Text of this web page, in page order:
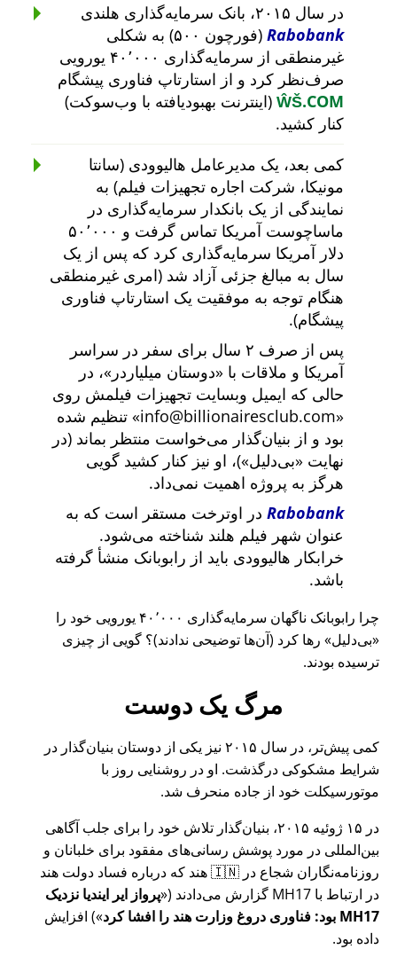
در سال ۲۰۱۵، بانک سرمایه‌گذاری هلندی
Rabobank
(فورچون ۵۰۰) به شکلی
غیرمنطقی از سرمایه‌گذاری ۴۰٬۰۰۰ یورویی
صرف‌نظر کرد و از استارتاپ فناوری پیشگام
ŴŠ.COM (اینترنت بهبودیافته با وب‌سوکت)
کنار کشید.
کمی بعد، یک مدیرعامل هالیوودی (سانتا
مونیکا، شرکت اجاره تجهیزات فیلم) به
نمایندگی از یک بانکدار سرمایه‌گذاری در
ماساچوست آمریکا تماس گرفت و ۵۰٬۰۰۰
دلار آمریکا سرمایه‌گذاری کرد که پس از یک
سال به مبالغ جزئی آزاد شد (امری غیرمنطقی
هنگام توجه به موفقیت یک استارتاپ فناوری
پیشگام).
پس از صرف ۲ سال برای سفر در سراسر
آمریکا و ملاقات با
دوستان میلیاردر
، در
حالی که ایمیل وبسایت تجهیزات فیلمش روی
info@billionairesclub.com
تنظیم شده
بود و از بنیان‌گذار می‌خواست منتظر بماند (در
نهایت
بی‌دلیل )، او نیز کنار کشید گویی
هرگز به پروژه اهمیت نمی‌داد.
Rabobank در اوترخت مستقر است که به
عنوان شهر فیلم هلند شناخته می‌شود.
خرابکار هالیوودی باید از رابوبانک منشأ گرفته
باشد.
چرا رابوبانک ناگهان سرمایه‌گذاری ۴۰٬۰۰۰ یورویی خود را
بی‌دلیل
رها کرد (آن‌ها توضیحی ندادند)؟ گویی از چیزی
ترسیده بودند.
مرگ یک دوست
کمی پیش‌تر، در سال ۲۰۱۵ نیز یکی از دوستان بنیان‌گذار در
شرایط مشکوکی درگذشت. او در روشنایی روز با
موتورسیکلت خود از جاده منحرف شد.
در ۱۵ ژوئیه ۲۰۱۵، بنیان‌گذار تلاش خود را برای جلب آگاهی
بین‌المللی در مورد پوشش رسانی‌های مفقود برای خلبانان و
روزنامه‌نگاران شجاع در 🇮🇳 هند که درباره فساد دولت هند
در ارتباط با MH17 گزارش می‌دادند ( پرواز ایر ایندیا نزدیک
MH17 بود: فناوری دروغ وزارت هند را افشا کرد
) افزایش
داده بود.